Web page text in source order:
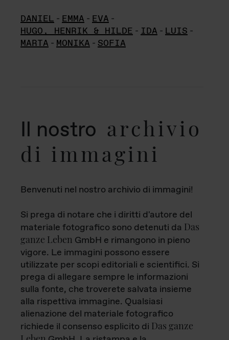
DANIEL - EMMA - EVA -
HUGO, HENRIK & HILDE - IDA - LUIS -
MARTA - MONIKA - SOFIA
Il nostro archivio
di immagini
Benvenuti nel nostro archivio di immagini!
Si prega di notare che i diritti d'autore del
materiale fotografico sono detenuti da Das
ganze Leben GmbH e rimangono in pieno
vigore. Le immagini possono essere
utilizzate per scopi editoriali e scientifici. Si
prega di allegare sempre le informazioni
sulla fonte, che troverete salvata insieme
alla rispettiva immagine. Qualsiasi
alienazione del materiale fotografico
richiede il consenso esplicito di Das ganze